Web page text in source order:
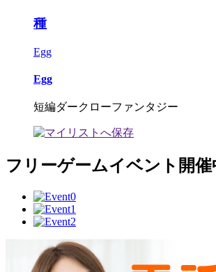
種
Egg
Egg
短編ダークローファンタジー
フリーゲームイベント開催